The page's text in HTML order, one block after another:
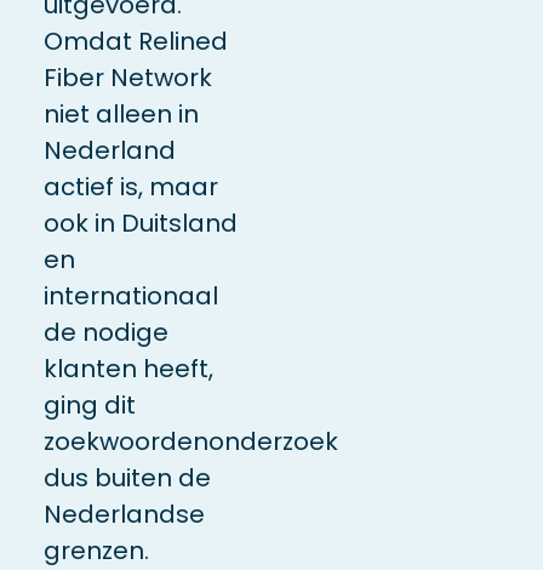
Omdat Relined
Fiber Network
niet alleen in
Nederland
actief is, maar
ook in Duitsland
en
internationaal
de nodige
klanten heeft,
ging dit
zoekwoordenonderzoek
dus buiten de
Nederlandse
grenzen.